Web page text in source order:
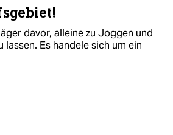
davor, alleine zu Joggen und
lassen. Es handele sich um ein